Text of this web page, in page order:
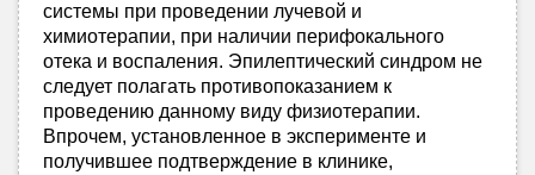
системы при проведении лучевой и
химиотерапии, при наличии перифокального
отека и воспаления. Эпилептический синдром не
следует полагать противопоказанием к
проведению данному виду физиотерапии.
Впрочем, установленное в эксперименте и
получившее подтверждение в клинике,